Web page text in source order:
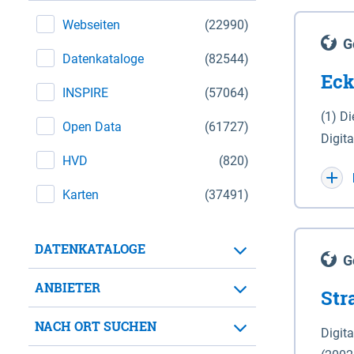
(22990)
Webseiten
(82544)
Datenkataloge
(57064)
INSPIRE
(61727)
Open Data
(820)
HVD
(37491)
Karten
DATENKATALOGE
ANBIETER
NACH ORT SUCHEN
(1)
WGS
für
der in